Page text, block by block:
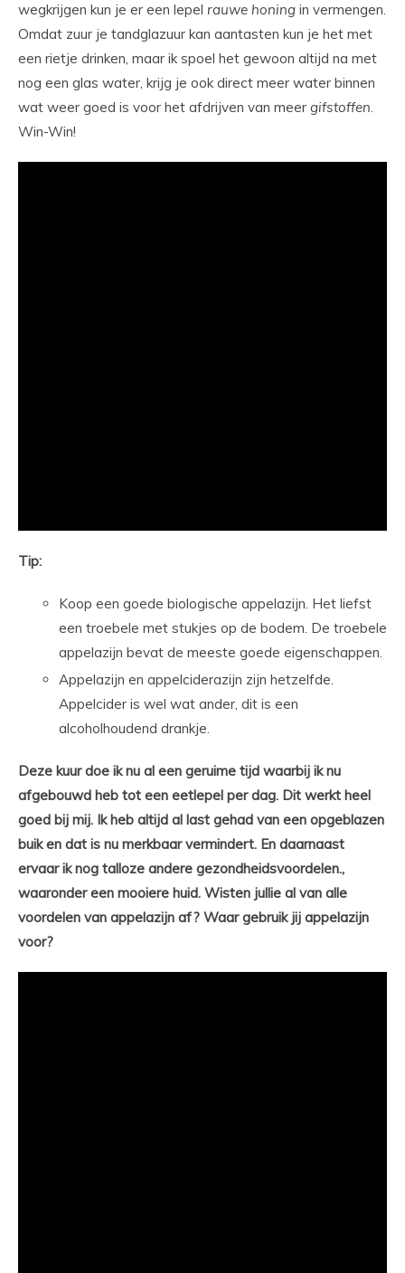
wegkrijgen kun je er een lepel rauwe honing in vermengen.
Omdat zuur je tandglazuur kan aantasten kun je het met
een rietje drinken, maar ik spoel het gewoon altijd na met
nog een glas water, krijg je ook direct meer water binnen
wat weer goed is voor het afdrijven van meer gifstoffen.
Win-Win!
Tip:
Koop een goede biologische appelazijn. Het liefst
een troebele met stukjes op de bodem. De troebele
appelazijn bevat de meeste goede eigenschappen.
Appelazijn en appelciderazijn zijn hetzelfde.
Appelcider is wel wat ander, dit is een
alcoholhoudend drankje.
Deze kuur doe ik nu al een geruime tijd waarbij ik nu
afgebouwd heb tot een eetlepel per dag. Dit werkt heel
goed bij mij. Ik heb altijd al last gehad van een opgeblazen
buik en dat is nu merkbaar vermindert. En daarnaast
ervaar ik nog talloze andere gezondheidsvoordelen.,
waaronder een mooiere huid. Wisten jullie al van alle
voordelen van appelazijn af? Waar gebruik jij appelazijn
voor?